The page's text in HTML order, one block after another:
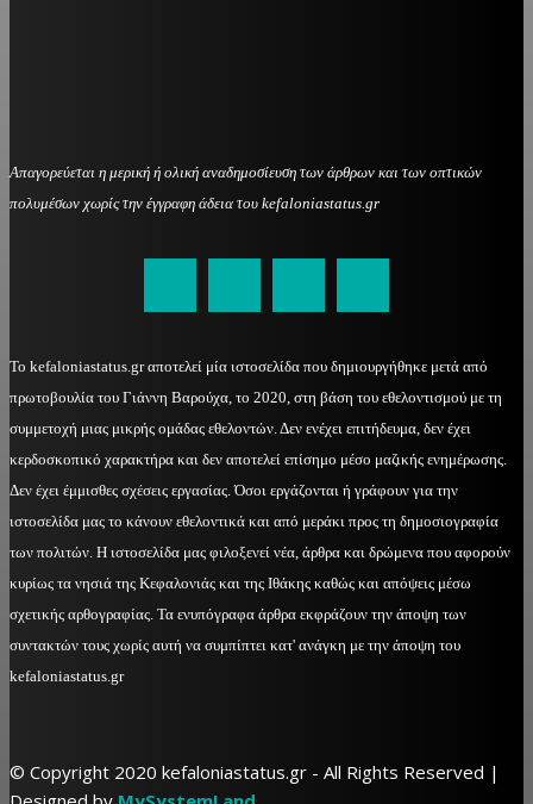
Απαγορεύεται η μερική ή ολική αναδημοσίευση των άρθρων και των οπτικών
πολυμέσων χωρίς την έγγραφη άδεια του kefaloniastatus.gr
Το kefaloniastatus.gr αποτελεί μία ιστοσελίδα που δημιουργήθηκε μετά από
πρωτοβουλία του Γιάννη Βαρούχα, το 2020, στη βάση του εθελοντισμού με τη
συμμετοχή μιας μικρής ομάδας εθελοντών. Δεν ενέχει επιτήδευμα, δεν έχει
κερδοσκοπικό χαρακτήρα και δεν αποτελεί επίσημο μέσο μαζικής ενημέρωσης.
Δεν έχει έμμισθες σχέσεις εργασίας. Όσοι εργάζονται ή γράφουν για την
ιστοσελίδα μας το κάνουν εθελοντικά και από μεράκι προς τη δημοσιογραφία
των πολιτών. Η ιστοσελίδα μας φιλοξενεί νέα, άρθρα και δρώμενα που αφορούν
κυρίως τα νησιά της Κεφαλονιάς και της Ιθάκης καθώς και απόψεις μέσω
σχετικής αρθογραφίας. Τα ενυπόγραφα άρθρα εκφράζουν την άποψη των
συντακτών τους χωρίς αυτή να συμπίπτει κατ' ανάγκη με την άποψη του
kefaloniastatus.gr
© Copyright 2020 kefaloniastatus.gr - All Rights Reserved |